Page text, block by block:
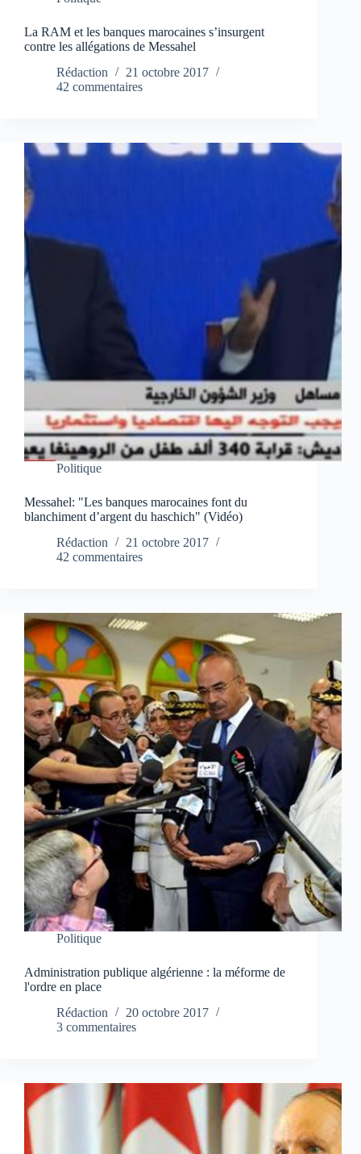
La RAM et les banques marocaines s’insurgent
contre les allégations de Messahel
Rédaction
21 octobre 2017
42 commentaires
Politique
Messahel: "Les banques marocaines font du
blanchiment d’argent du haschich" (Vidéo)
Rédaction
21 octobre 2017
42 commentaires
Politique
Administration publique algérienne : la méforme de
l'ordre en place
Rédaction
20 octobre 2017
3 commentaires